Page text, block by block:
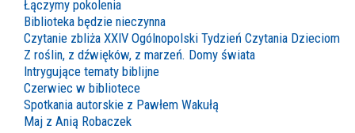
Łączymy pokolenia
Biblioteka będzie nieczynna
Czytanie zbliża XXIV Ogólnopolski Tydzień Czytania Dzieciom
Z roślin, z dźwięków, z marzeń. Domy świata
Intrygujące tematy biblijne
Czerwiec w bibliotece
Spotkania autorskie z Pawłem Wakułą
Maj z Anią Robaczek